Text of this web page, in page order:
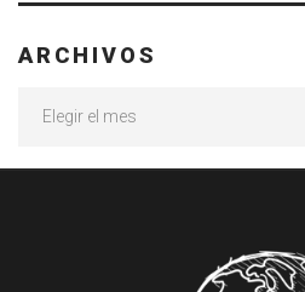
ARCHIVOS